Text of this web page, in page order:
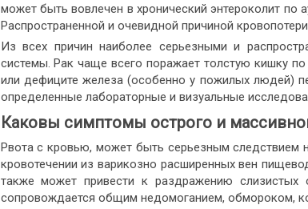
может быть вовлечен в хронический энтероколит по
Распространенной и очевидной причиной
Из всех причин наиболее серьезными и
системы. Рак чаще всего поражает толстую кишку
или дефиците железа (особенно у пожилых людей)
определенные лабораторные и визуальные
Каковы симптомы острого и
Рвота с кровью, может быть серьезным следствием
кровотечении из варикозно расширенных вен
также может привести к раздражению
сопровождается общим недомоганием, обмороком,